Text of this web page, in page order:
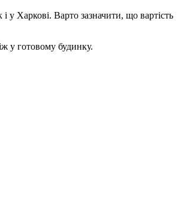
у Харкові. Варто зазначити, що вартість
у готовому будинку.